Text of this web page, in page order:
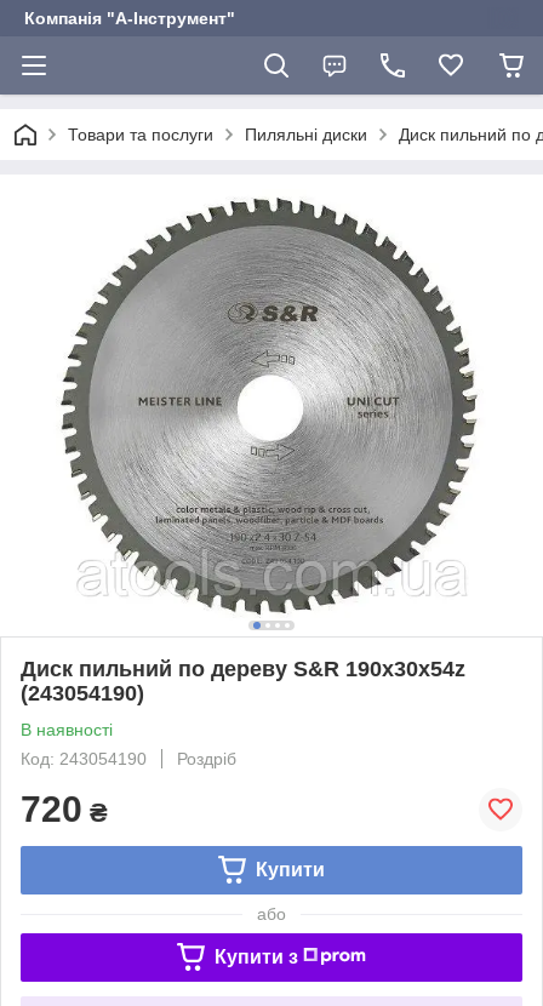
Компанія "А-Інструмент"
Товари та послуги Пиляльні диски Диск пильний по
Диск пильний по дереву S&R 190x30x54z
(243054190)
В наявності
Код: 243054190
Роздріб
720 ₴
Купити
або
Купити з